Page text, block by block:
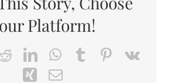
Platform!
RedditLinkedInWhatsApp
TumblrPinterest
Vk
XingEmail